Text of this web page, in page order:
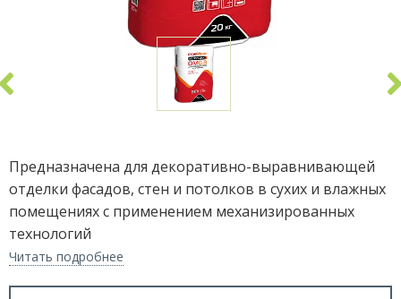
Предназначена для декоративно-выравнивающей
отделки фасадов, стен и потолков в сухих и влажных
помещениях с применением механизированных
технологий
Читать подробнее